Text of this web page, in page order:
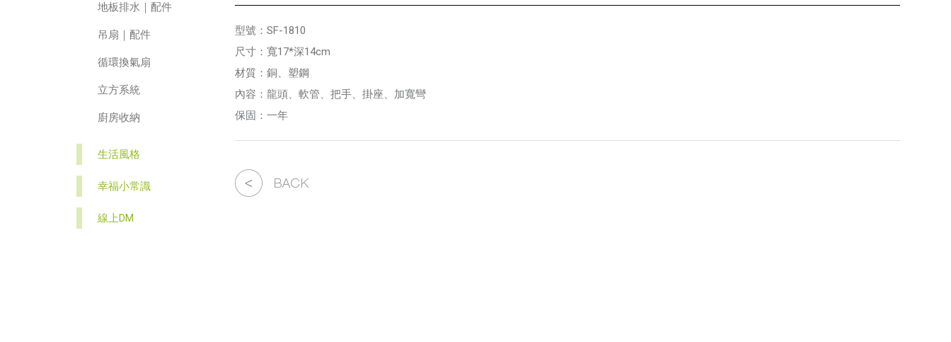
地板排水｜配件
吊扇｜配件
循環換氣扇
立方系統
廚房收納
生活風格
幸福小常識
線上DM
型號：SF-1810
尺寸：寬17*深14cm
材質：銅、塑鋼
內容：龍頭、軟管、把手、掛座、加寬彎
保固：一年